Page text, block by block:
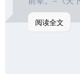
阅读全文